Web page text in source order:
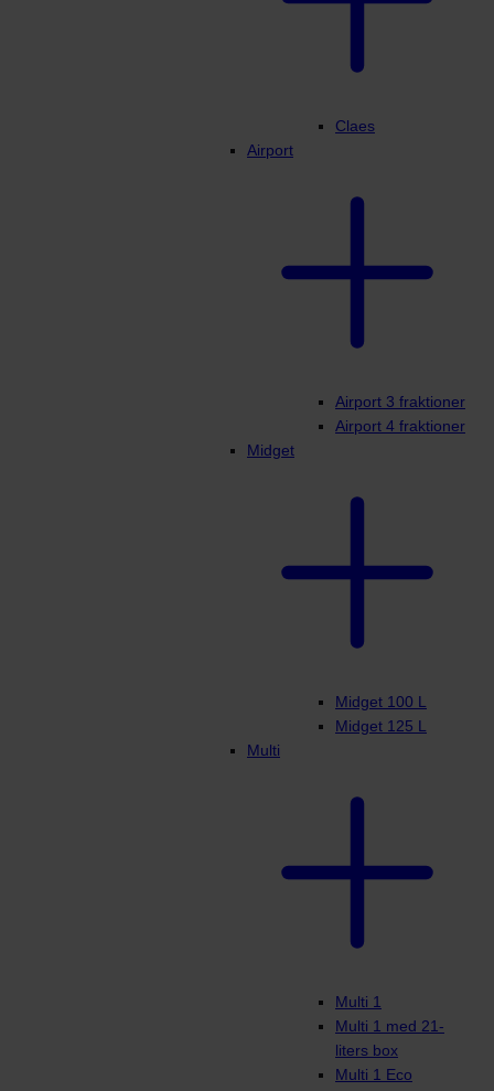
Claes
Airport
Airport 3 fraktioner
Airport 4 fraktioner
Midget
Midget 100 L
Midget 125 L
Multi
Multi 1
Multi 1 med 21-
liters box
Multi 1 Eco